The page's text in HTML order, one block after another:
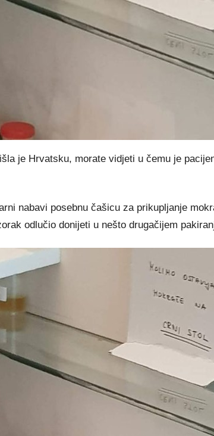
je Hrvatsku, morate vidjeti u čemu je
nabavi posebnu čašicu za prikupljanje
odlučio donijeti u nešto drugačijem